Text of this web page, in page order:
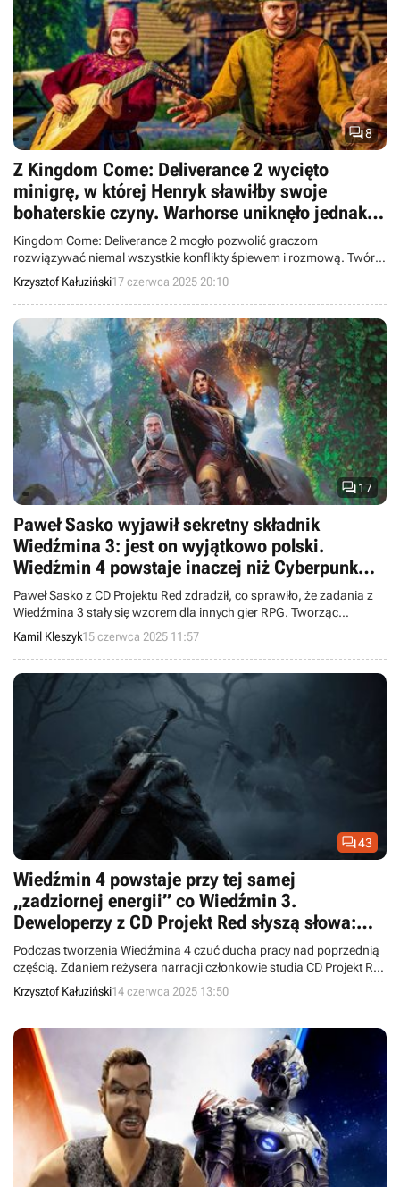
8
Z Kingdom Come: Deliverance 2 wycięto
minigrę, w której Henryk sławiłby swoje
bohaterskie czyny. Warhorse uniknęło jednak
większych wpadek
Kingdom Come: Deliverance 2 mogło pozwolić graczom
rozwiązywać niemal wszystkie konflikty śpiewem i rozmową. Twórcy
ujawnili szczegóły skasowanej minigry Bard.
Krzysztof Kałuziński17 czerwca 2025 20:10
17
Paweł Sasko wyjawił sekretny składnik
Wiedźmina 3: jest on wyjątkowo polski.
Wiedźmin 4 powstaje inaczej niż Cyberpunk
2077
Paweł Sasko z CD Projektu Red zdradził, co sprawiło, że zadania z
Wiedźmina 3 stały się wzorem dla innych gier RPG. Tworząc
„czwórkę”, polskie studio ma inne priorytety technologiczne niż przy
Cyberpunku 2077.
Kamil Kleszyk15 czerwca 2025 11:57
43
Wiedźmin 4 powstaje przy tej samej
„zadziornej energii” co Wiedźmin 3.
Deweloperzy z CD Projekt Red słyszą słowa:
„Niech będzie brudno. Zróbmy jak kiedyś”
Podczas tworzenia Wiedźmina 4 czuć ducha pracy nad poprzednią
częścią. Zdaniem reżysera narracji członkowie studia CD Projekt Red
angażują się w najważniejsze zadania, niezależnie od pełnionej
funkcji.
Krzysztof Kałuziński14 czerwca 2025 13:50